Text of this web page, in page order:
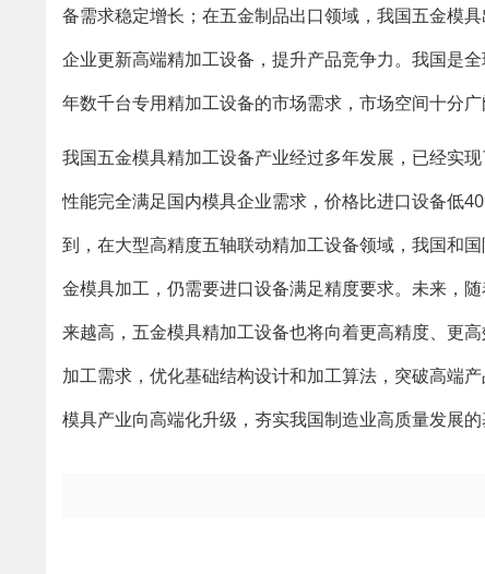
备需求稳定增长；在五金制品出口领域，我国五金模
企业更新高端精加工设备，提升产品竞争力。我国是
年数千台专用精加工设备的市场需求，市场空间十分广
我国五金模具精加工设备产业经过多年发展，已经实
性能完全满足国内模具企业需求，价格比进口设备低
到，在大型高精度五轴联动精加工设备领域，我国和
金模具加工，仍需要进口设备满足精度要求。未来，
来越高，五金模具精加工设备也将向着更高精度、更
加工需求，优化基础结构设计和加工算法，突破高端
模具产业向高端化升级，夯实我国制造业高质量发展的